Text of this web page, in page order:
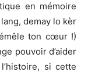
en mémoire
demay lo kèr
ton cœur !)
pouvoir d’aider
si cette